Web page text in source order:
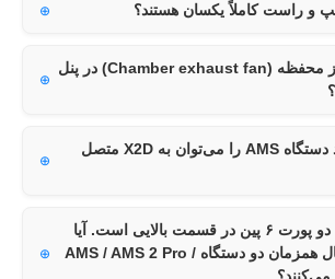
۴. وظیفه فن اگزوز محفظه (Chamber exhaust fan) در پنل
۵. حداکثر چه تعداد دستگاه AMS را می‌توان به X2D متصل
۶. بافر X2D دارای دو پورت ۶ پین در قسمت بالایی است. آیا
این پورت‌ها از اتصال همزمان دو دستگاه AMS / AMS 2 Pro /